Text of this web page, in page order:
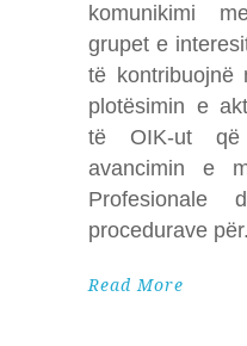
komunikimi
grupet e
të kontribuojnë
plotësimin e
të OIK-ut
avancimin e
Profesionale
procedurave për
Read More